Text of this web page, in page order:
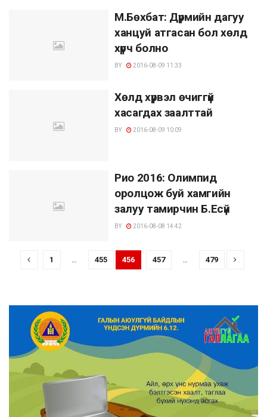
М.Бөхбат: Дүрмийн дагуу
ханцуй атгасан бол хөлд
хүрч болно
BY 2016-08-09 11:33
Хөлд хүрвэл өчиггүй
хасагдах заалттай
BY 2016-08-09 10:09
Рио 2016: Олимпид
оролцож буй хамгийн
залуу тамирчин Б.Есүй
BY 2016-08-08 14:42
1 … 455 456 457 … 479